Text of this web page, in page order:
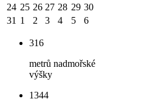
24 25 26 27 28 29 30
31 1 2 3 4 5 6
316
metrů nadmořské
výšky
1344